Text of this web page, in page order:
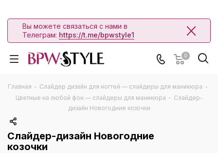
Вы можете связаться с нами в
Телеграм: https://t.me/bpwstyle1
0
Главная - Слайдер дизайн для ногтей — слайдеры для маникюра -
Цветные на любой фон — слайдеры для маникюра - Слайдер-
дизайн Новогодние козочки
Слайдер-дизайн Новогодние
козочки